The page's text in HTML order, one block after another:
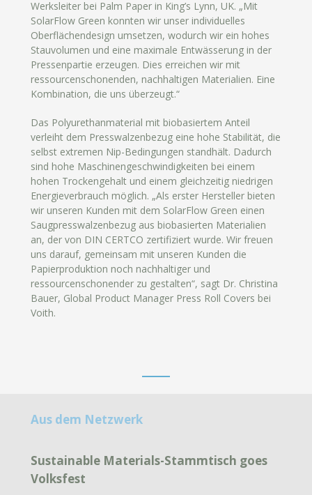
Werksleiter bei Palm Paper in King’s Lynn, UK. „Mit
SolarFlow Green konnten wir unser individuelles
Oberflächendesign umsetzen, wodurch wir ein hohes
Stauvolumen und eine maximale Entwässerung in der
Pressenpartie erzeugen. Dies erreichen wir mit
ressourcenschonenden, nachhaltigen Materialien. Eine
Kombination, die uns überzeugt.“
Das Polyurethanmaterial mit biobasiertem Anteil
verleiht dem Presswalzenbezug eine hohe Stabilität, die
selbst extremen Nip-Bedingungen standhält. Dadurch
sind hohe Maschinengeschwindigkeiten bei einem
hohen Trockengehalt und einem gleichzeitig niedrigen
Energieverbrauch möglich. „Als erster Hersteller bieten
wir unseren Kunden mit dem SolarFlow Green einen
Saugpresswalzenbezug aus biobasierten Materialien
an, der von DIN CERTCO zertifiziert wurde. Wir freuen
uns darauf, gemeinsam mit unseren Kunden die
Papierproduktion noch nachhaltiger und
ressourcenschonender zu gestalten“, sagt Dr. Christina
Bauer, Global Product Manager Press Roll Covers bei
Voith.
Aus dem Netzwerk
Sustainable Materials-Stammtisch goes
Volksfest